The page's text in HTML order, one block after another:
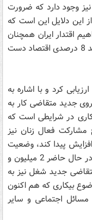
نیز وجود دارد که ضرورت
یکی از این دلایل این است که
اقتدار ایران همچنان
در سطح منطقه حفظ شود، ناگزیر هستیم تا به رشد 8 درصدی اقتصاد دست
کرد و با اشاره به
حدود 1 میلیون و 200 هزار نیروی جدید متقاضی کار به
در شرایطی است که
است و نرخ مشارکت فعال زنان نیز
افزایش پیدا کند، وضعیت
بیکاری از این هم بدتر خواهد شد، علاوه بر اینکه در حال حاضر 2 میلیون و
متقاضی جدید شغل نیز به
بیکاری که هم اکنون
اجتماعی و سایر